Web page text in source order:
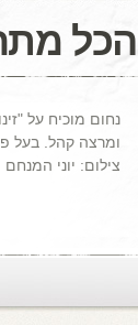
הכל
נחום מוכיח על
ומרצה קהל. בעל
צילום: יוני המנחם